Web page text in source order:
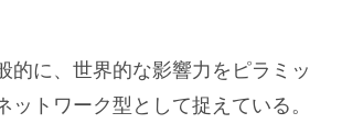
的に、世界的な影響力をピラミッ
ットワーク型として捉えている。